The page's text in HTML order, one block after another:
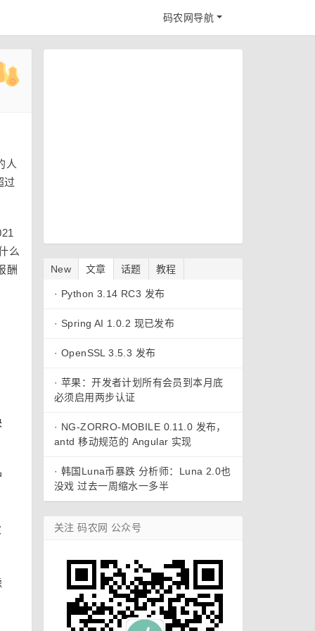
码农网导航
人
过
么
酬
New 文章 话题 教程
· Python 3.14 RC3 发布
· Spring AI 1.0.2 现已发布
· OpenSSL 3.5.3 发布
· 苹果：开发者计划所有会员到本月底
必须启用两步认证
· NG-ZORRO-MOBILE 0.11.0 发布，
antd 移动规范的 Angular 实现
· 韩国Luna币暴跌 分析师：Luna 2.0也
没戏 过去一周缩水一多半
关注 码农网 公众号